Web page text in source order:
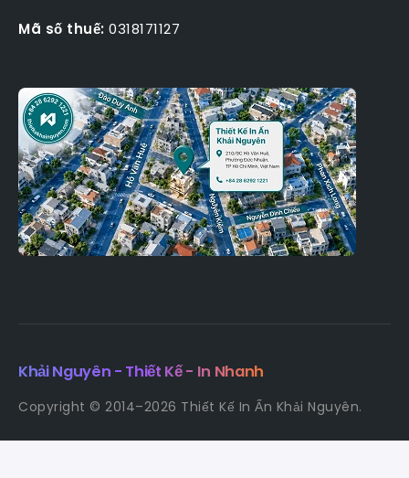
Mã số thuế: 0318171127
Khải Nguyên - Thiết Kế - In Nhanh
Copyright © 2014–2026 Thiết Kế In Ấn Khải Nguyên.